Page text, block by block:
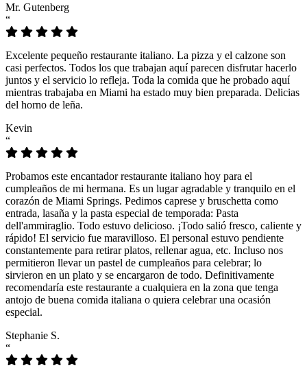
Mr. Gutenberg
“
Excelente pequeño restaurante italiano. La pizza y el calzone son
casi perfectos. Todos los que trabajan aquí parecen disfrutar hacerlo
juntos y el servicio lo refleja. Toda la comida que he probado aquí
mientras trabajaba en Miami ha estado muy bien preparada. Delicias
del horno de leña.
Kevin
“
Probamos este encantador restaurante italiano hoy para el
cumpleaños de mi hermana. Es un lugar agradable y tranquilo en el
corazón de Miami Springs. Pedimos caprese y bruschetta como
entrada, lasaña y la pasta especial de temporada: Pasta
dell'ammiraglio. Todo estuvo delicioso. ¡Todo salió fresco, caliente y
rápido! El servicio fue maravilloso. El personal estuvo pendiente
constantemente para retirar platos, rellenar agua, etc. Incluso nos
permitieron llevar un pastel de cumpleaños para celebrar; lo
sirvieron en un plato y se encargaron de todo. Definitivamente
recomendaría este restaurante a cualquiera en la zona que tenga
antojo de buena comida italiana o quiera celebrar una ocasión
especial.
Stephanie S.
“